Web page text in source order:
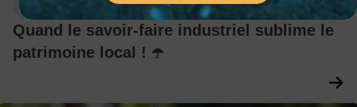
Quand le savoir-faire industriel sublime le
patrimoine local ! ☂️